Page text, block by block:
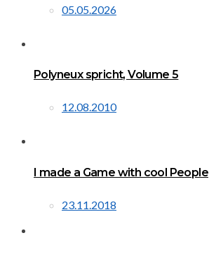
05.05.2026
Polyneux spricht, Volume 5
12.08.2010
I made a Game with cool People
23.11.2018